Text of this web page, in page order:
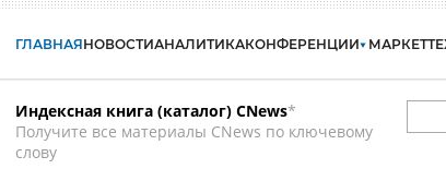
ГЛАВНАЯНОВОСТИАНАЛИТИКАКОНФЕРЕНЦИИ МАРКЕТ
Индексная книга (каталог) CNews*
Получите все материалы CNews по ключевому
слову